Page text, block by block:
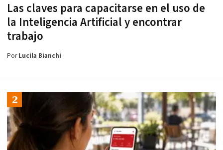
Las claves para capacitarse en el uso de
la Inteligencia Artificial y encontrar
trabajo
PorLucila Bianchi